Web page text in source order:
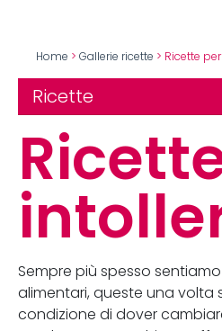
Home > Gallerie ricette > Ricette
Ricette
Sempre più spesso
alimentari, queste una volta
condizione di dover